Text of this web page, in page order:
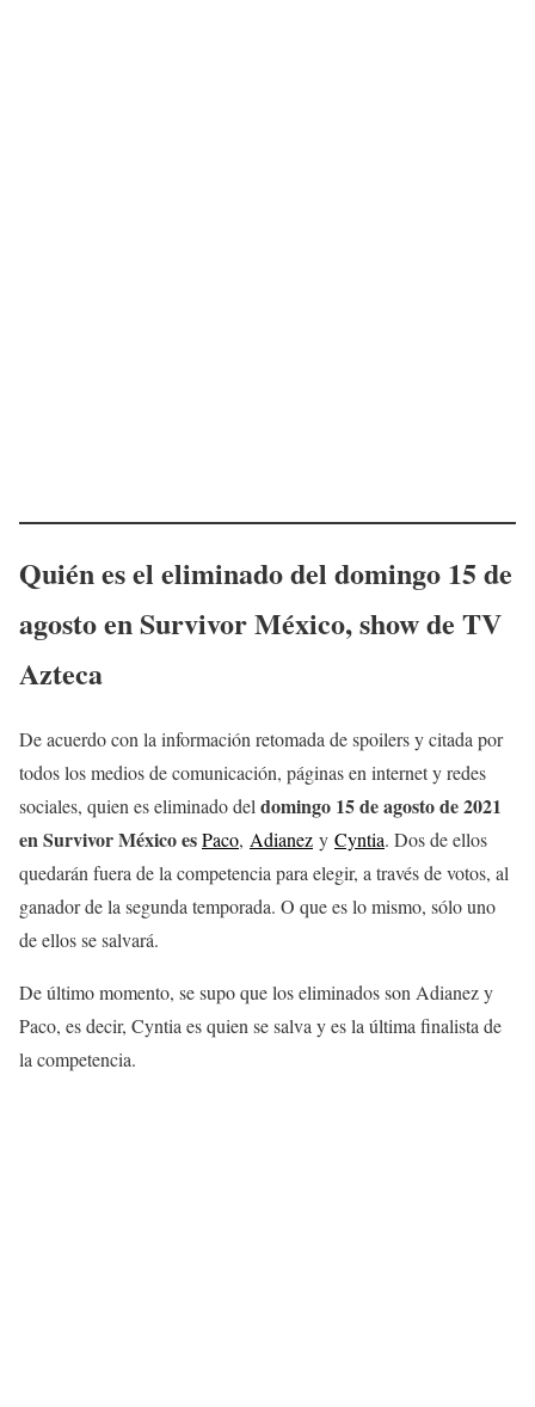
Quién es el eliminado del domingo 15 de
agosto en SurvivorMéxico, show de TV
Azteca
De acuerdo con la información retomada de spoilers y citada por
todos los medios de comunicación, páginas en internet y redes
sociales, quien es eliminado del domingo 15de agostode 2021
en Survivor MéxicoesPaco, Adianez y Cyntia. Dos de ellos
quedarán fuera de la competencia para elegir, a través de votos, al
ganador de la segunda temporada. O que es lo mismo, sólo uno
de ellos se salvará.
De último momento, se supo que los eliminados son Adianez y
Paco, es decir, Cyntia es quien se salva y es la última finalista de
la competencia.